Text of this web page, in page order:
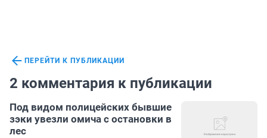
ПЕРЕЙТИ К ПУБЛИКАЦИИ
2 комментария к публикации
Под видом полицейских бывшие
зэки увезли омича с остановки в
лес